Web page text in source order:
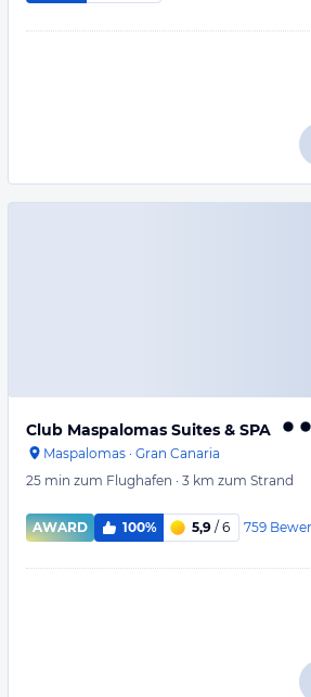
Club Maspalomas Suites & SPA
Maspalomas · Gran Canaria
25 min zum Flughafen · 3 km zum Strand
AWARD 100% 5,9 / 6 759